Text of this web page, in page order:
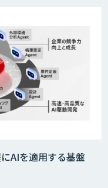
AIを適用する基盤